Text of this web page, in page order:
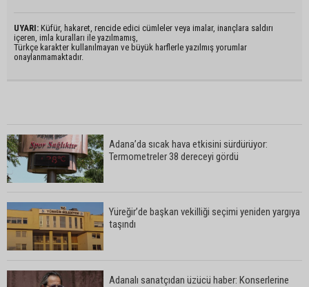
UYARI: Küfür, hakaret, rencide edici cümleler veya imalar, inançlara saldırı
içeren, imla kuralları ile yazılmamış,
Türkçe karakter kullanılmayan ve büyük harflerle yazılmış yorumlar
onaylanmamaktadır.
Adana’da sıcak hava etkisini sürdürüyor:
Termometreler 38 dereceyi gördü
Yüreğir’de başkan vekilliği seçimi yeniden yargıya
taşındı
Adanalı sanatçıdan üzücü haber: Konserlerine